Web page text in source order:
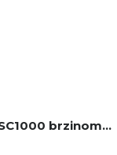
Smart craft SC1000 brzinomer 80MPH beli